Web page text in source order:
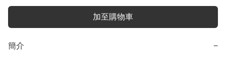
加至購物車
簡介 −